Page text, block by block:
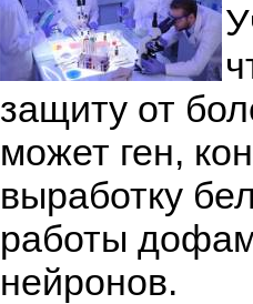
защиту от
может ген,
выработку
работы
нейронов.